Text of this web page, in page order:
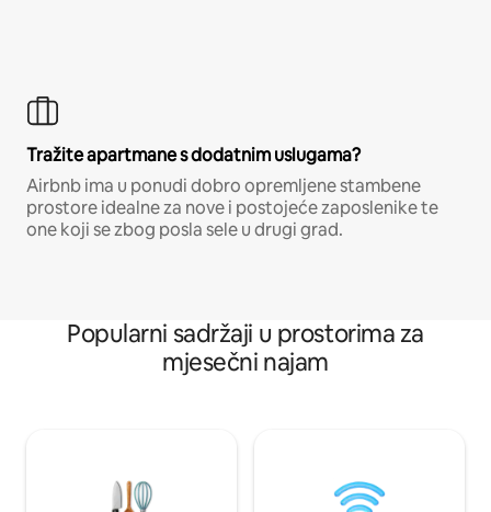
Tražite apartmane s dodatnim uslugama?
Airbnb ima u ponudi dobro opremljene stambene
prostore idealne za nove i postojeće zaposlenike te
one koji se zbog posla sele u drugi grad.
Popularni sadržaji u prostorima za
mjesečni najam